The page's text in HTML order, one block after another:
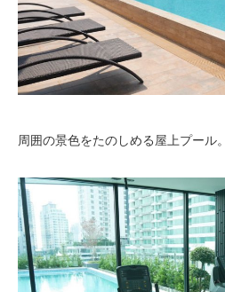
周囲の景色をたのしめる屋上プール。